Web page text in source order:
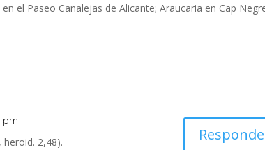
el Paseo Canalejas de Alicante; Araucaria en Cap
pm
2,48).